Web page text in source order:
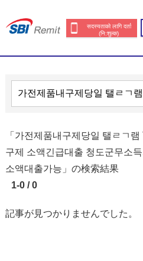
सदस्यताको लागि दर्ता
(नि:शुल्क)
「가전제품내구제당일 탤ㄹㄱ
구제 소액긴급대출 청도군무소
소액대출가능」の検索結果
1-0 / 0
記事が見つかりませんでした。